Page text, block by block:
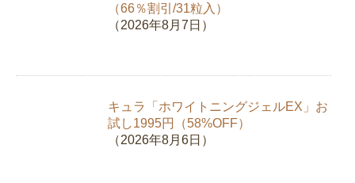
（66％割引/31粒入）
（2026年8月7日）
キュラ「ホワイトニングジェルEX」お
試し1995円（58%OFF）
（2026年8月6日）